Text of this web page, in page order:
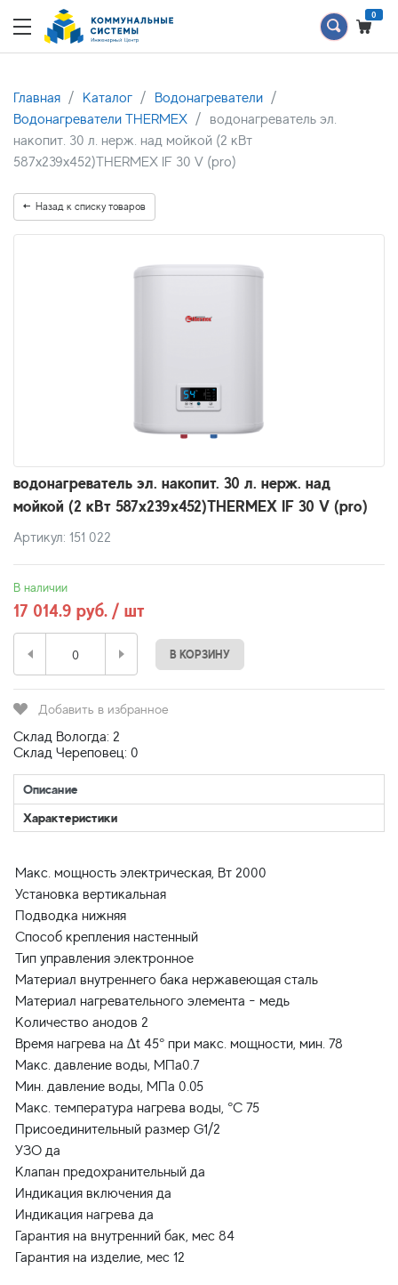
0
Главная Каталог
Водонагреватели
Водонагреватели THERMEX
водонагреватель эл.
накопит. 30 л. нерж. над мойкой (2 кВт
587х239х452)THERMEX IF 30 V (pro)
Назад к списку товаров
водонагреватель эл. накопит. 30 л. нерж. над
мойкой (2 кВт 587х239х452)THERMEX IF 30 V (pro)
Артикул: 151 022
В наличии
17 014.9 руб. / шт
В КОРЗИНУ
Добавить в избранное
Склад Вологда: 2
Склад Череповец: 0
Описание
Характеристики
Макс. мощность электрическая, Вт 2000
Установка вертикальная
Подводка нижняя
Способ крепления настенный
Тип управления электронное
Материал внутреннего бака нержавеющая сталь
Материал нагревательного элемента - медь
Количество анодов 2
Время нагрева на ∆t 45° при макс. мощности, мин. 78
Макс. давление воды, МПа0.7
Мин. давление воды, МПа 0.05
Макс. температура нагрева воды, °С 75
Присоединительный размер G1/2
УЗО да
Клапан предохранительный да
Индикация включения да
Индикация нагрева да
Гарантия на внутренний бак, мес 84